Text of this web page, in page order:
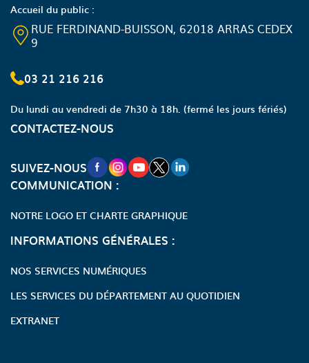
Accueil du public :
RUE FERDINAND-BUISSON, 62018 ARRAS CEDEX
9
03 21 216 216
Du lundi au vendredi de 7h30 à 18h. (fermé les jours fériés)
CONTACTEZ-NOUS
SUIVEZ-NOUSNOUVELLE FENÊTRE VERS LA PAGE
NOUVELLE FENÊTRE VERS LA
NOUVELLE FENÊTRE VERS LA
NOUVELLE FENÊTRE VERS
NOUVELLE FENÊTRE
COMMUNICATION :
NOTRE LOGO ET CHARTE GRAPHIQUE
INFORMATIONS GÉNÉRALES :
NOS SERVICES NUMÉRIQUES
LES SERVICES DU DÉPARTEMENT AU QUOTIDIEN
EXTRANET